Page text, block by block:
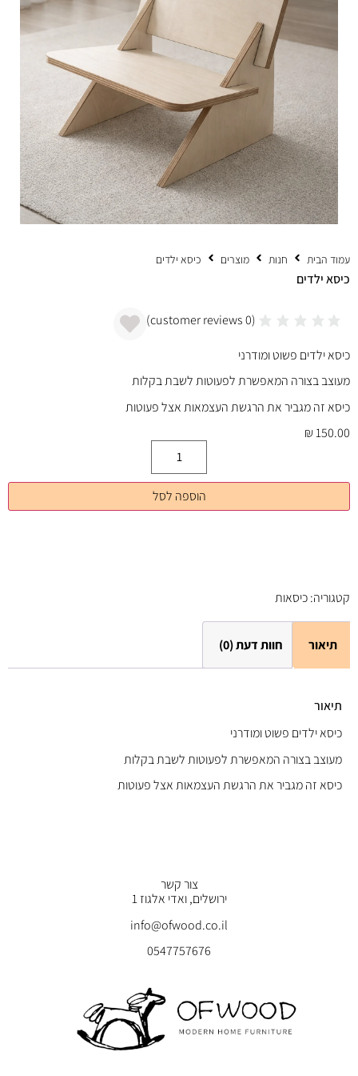
עמוד הבית חנות מוצרים כיסא ילדים
כיסא ילדים
(
0
כיסא ילדים פשוט ומודרני
מעוצב בצורה המאפשרת לפעוטות לשבת בקלות
כיסא זה מגביר את הרגשת העצמאות אצל פעוטות
₪150.00
הוספה לסל
קטגוריה:כיסאות
תיאור חוות דעת (0)
תיאור
כיסא ילדים פשוט ומודרני
מעוצב בצורה המאפשרת לפעוטות לשבת בקלות
כיסא זה מגביר את הרגשת העצמאות אצל פעוטות
צור קשר
ירושלים, ואדי אלגוז 1
info@ofwood.co.il
0547757676